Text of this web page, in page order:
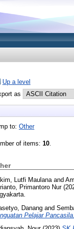
Up a level
as
to: Other
of items: 10.
Lutfi Maulana and
Primantoro Nur
Danang and
Pelajar Pancasila.